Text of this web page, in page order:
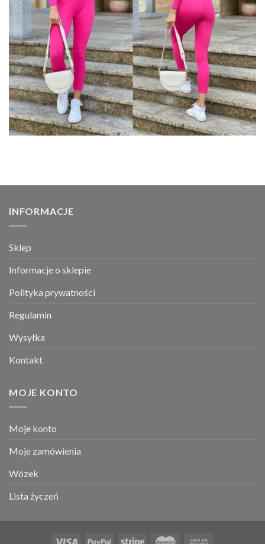
INFORMACJE
Sklep
Informacje o sklepie
Polityka prywatności
Regulamin
Wysyłka
Kontakt
MOJE KONTO
Moje konto
Moje zamówienia
Wózek
Lista życzeń